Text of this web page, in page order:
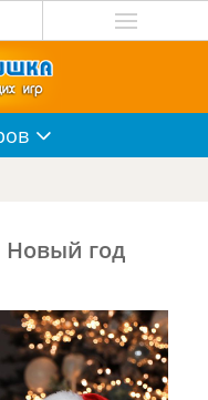
Новый год